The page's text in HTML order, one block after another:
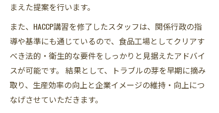
まえた提案を行います。
また、HACCP講習を修了したスタッフは、関係行政の指
導や基準にも通じているので、食品工場としてクリアす
べき法的・衛生的な要件をしっかりと見据えたアドバイ
スが可能です。 結果として、トラブルの芽を早期に摘み
取り、生産効率の向上と企業イメージの維持・向上につ
なげさせていただきます。